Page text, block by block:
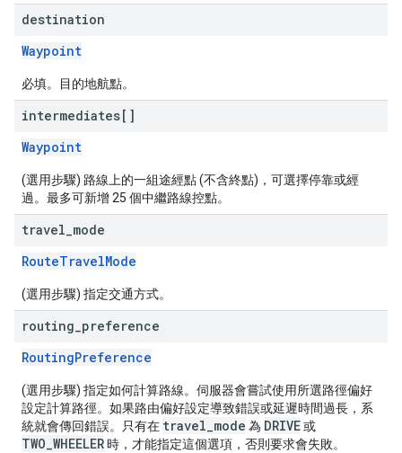
destination
Waypoint
必填。目的地航點。
intermediates[]
Waypoint
(選用步驟) 路線上的一組途經點 (不含終點)，可選擇停靠或經
過。最多可新增 25 個中繼路線控點。
travel mode
RouteTravelMode
(選用步驟) 指定交通方式。
routing preference
RoutingPreference
(選用步驟) 指定如何計算路線。伺服器會嘗試使用所選路徑偏好
設定計算路徑。如果路由偏好設定導致錯誤或延遲時間過長，系
統就會傳回錯誤。只有在 travel_mode 為 DRIVE或
TWO_WHEELER時，才能指定這個選項，否則要求會失敗。